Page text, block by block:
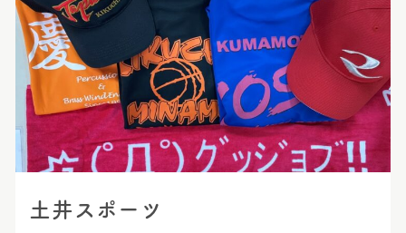
ス
キ
土井スポーツ